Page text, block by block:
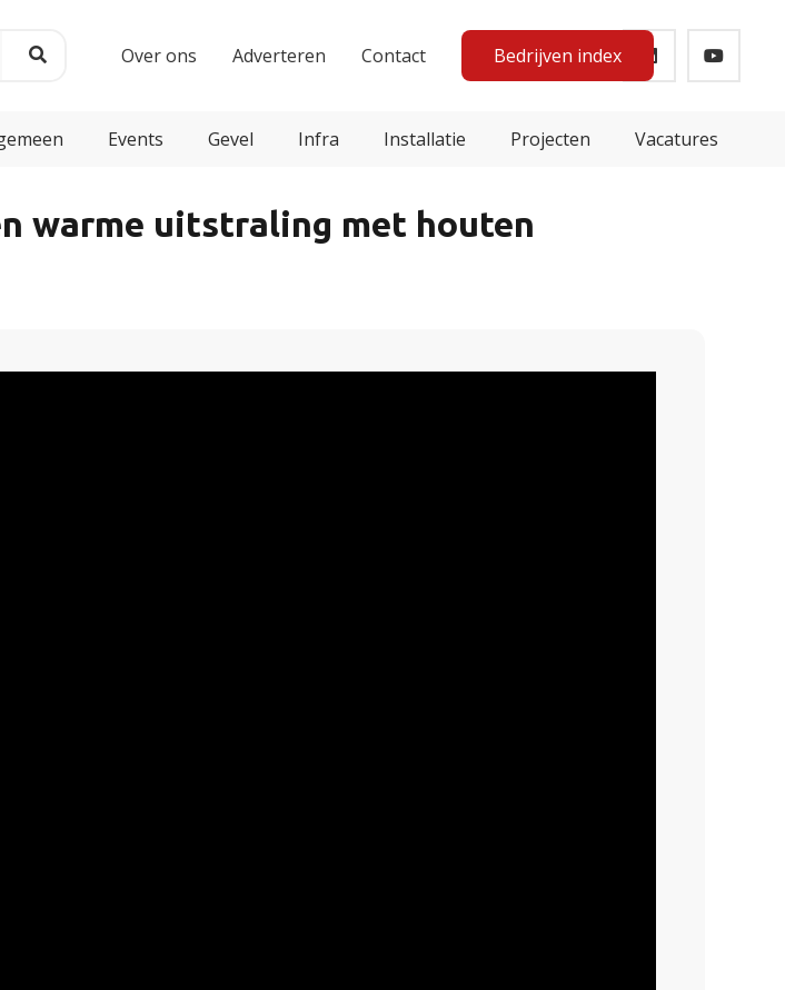
Over ons Adverteren Contact Bedrijven index
Events Gevel Infra Installatie Projecten Vacatures
warme uitstraling met houten